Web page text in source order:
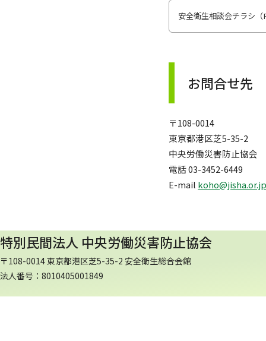
安全衛生相談会チラシ
お問合せ先
〒108-0014
東京都港区芝5-35-2
中央労働災害防止協会
電話 03-3452-6449
E-mail
特別民間法人 中央労働災害防止協会
〒108-0014 東京都港区芝5-35-2 安全衛生総合会館
法人番号：8010405001849